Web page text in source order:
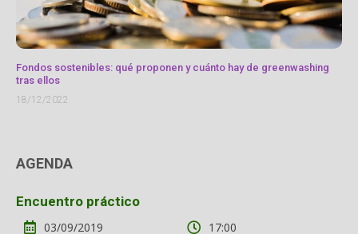
Fondos sostenibles: qué proponen y cuánto hay de greenwashing
tras ellos
18/12/2022
AGENDA
Encuentro práctico
03/09/2019
17:00